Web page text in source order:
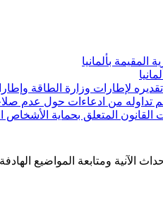
المقيمة بألمانيا
لإطارات وزارة الطاقة
تداوله من ادعاءات حول عدم
القانون المتعلق بحماية
الآنية ومتابعة المواضيع